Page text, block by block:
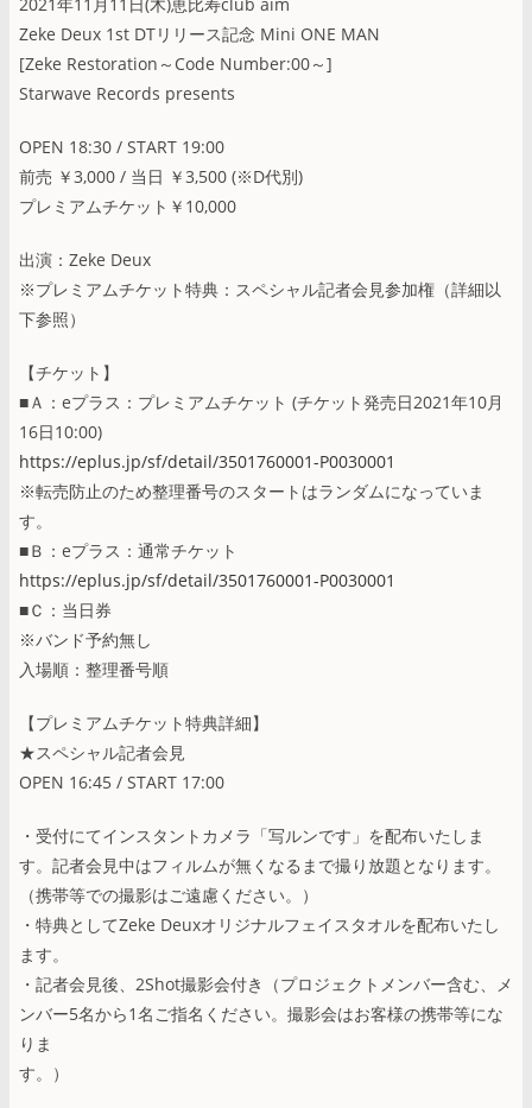
Zeke Deux 1st DTリリース記念 Mini ONE MAN
[Zeke Restoration～Code Number:00～]
Starwave Records presents
OPEN 18:30 / START 19:00
前売 ￥3,000 / 当日 ￥3,500 (※D代別)
プレミアムチケット￥10,000
出演：Zeke Deux
※プレミアムチケット特典：スペシャル記者会見参加権（詳細以
下参照）
【チケット】
■Ａ：eプラス：プレミアムチケット (チケット発売日2021年10月
16日10:00)
https://eplus.jp/sf/detail/3501760001-P0030001
※転売防止のため整理番号のスタートはランダムになっていま
す。
■Ｂ：eプラス：通常チケット
https://eplus.jp/sf/detail/3501760001-P0030001
■Ｃ：当日券
※バンド予約無し
入場順：整理番号順
【プレミアムチケット特典詳細】
★スペシャル記者会見
OPEN 16:45 / START 17:00
・受付にてインスタントカメラ「写ルンです」を配布いたしま
す。記者会見中はフィルムが無くなるまで撮り放題となります。
（携帯等での撮影はご遠慮ください。）
・特典としてZeke Deuxオリジナルフェイスタオルを配布いたし
ます。
・記者会見後、2Shot撮影会付き（プロジェクトメンバー含む、メ
ンバー5名から1名ご指名ください。撮影会はお客様の携帯等にな
りま
す。）